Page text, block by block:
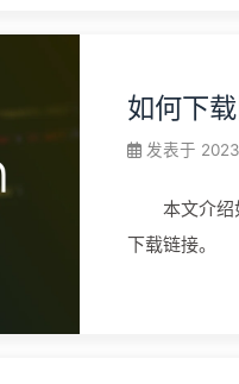
如何下
发表于
本文介绍
下载链接。